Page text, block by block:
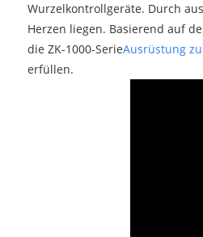
Wurzelkontrollgeräte. Durch
Herzen liegen. Basierend auf
die ZK-1000-SerieAusrüstung
erfüllen.